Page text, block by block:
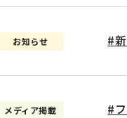
お知らせ #
メディア掲載 #